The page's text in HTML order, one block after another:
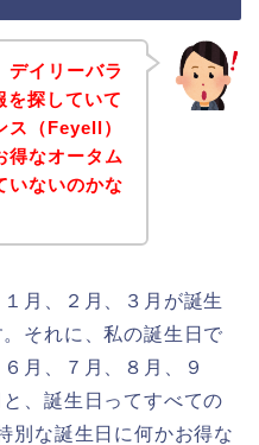
デイリーバラ
探していて
ス（Feyell）
得なオータム
いないのかな
月、２月、３月が誕生
それに、私の誕生日で
月、７月、８月、９
、誕生日ってすべての
別な誕生日に何かお得な